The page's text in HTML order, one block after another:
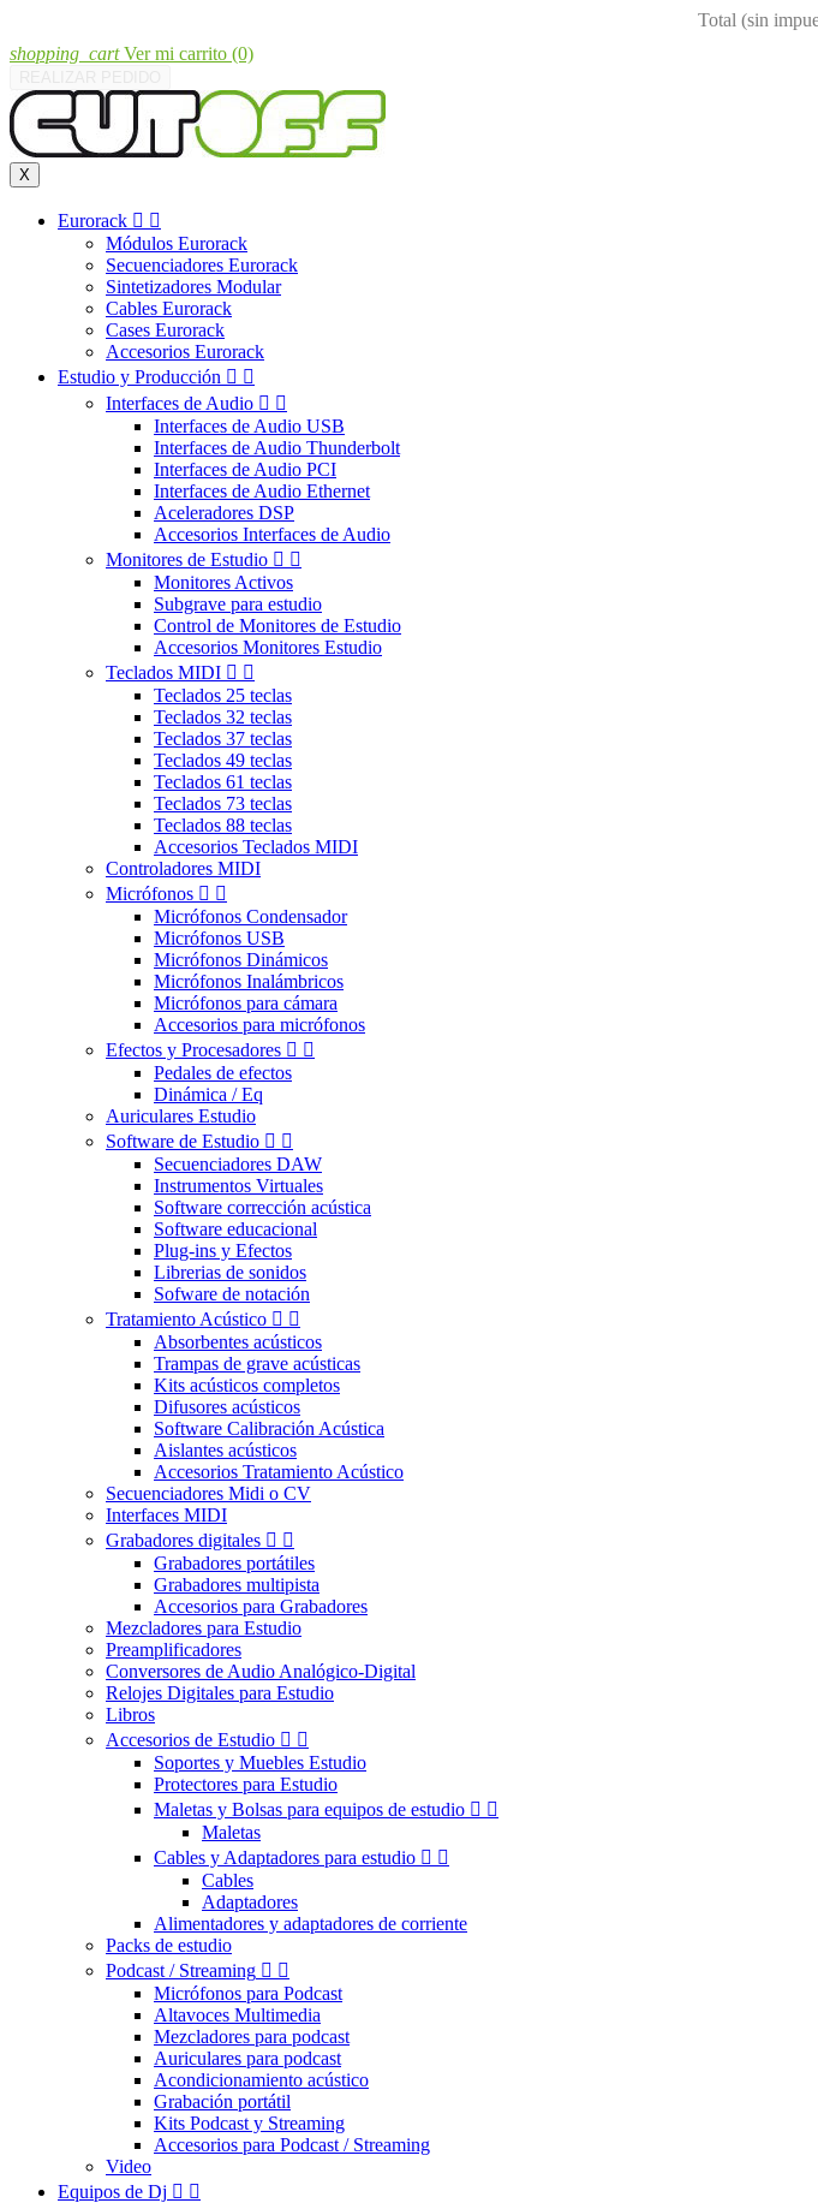
Total (sin
shopping_cart Ver mi carrito (0)
X
Eurorack  
Módulos Eurorack
Secuenciadores Eurorack
Sintetizadores Modular
Cables Eurorack
Cases Eurorack
Accesorios Eurorack
Estudio y Producción  
Interfaces de Audio  
Interfaces de Audio USB
Interfaces de Audio Thunderbolt
Interfaces de Audio PCI
Interfaces de Audio Ethernet
Aceleradores DSP
Accesorios Interfaces de Audio
Monitores de Estudio  
Monitores Activos
Subgrave para estudio
Control de Monitores de Estudio
Accesorios Monitores Estudio
Teclados MIDI  
Teclados 25 teclas
Teclados 32 teclas
Teclados 37 teclas
Teclados 49 teclas
Teclados 61 teclas
Teclados 73 teclas
Teclados 88 teclas
Accesorios Teclados MIDI
Controladores MIDI
Micrófonos  
Micrófonos Condensador
Micrófonos USB
Micrófonos Dinámicos
Micrófonos Inalámbricos
Micrófonos para cámara
Accesorios para micrófonos
Efectos y Procesadores  
Pedales de efectos
Dinámica / Eq
Auriculares Estudio
Software de Estudio  
Secuenciadores DAW
Instrumentos Virtuales
Software corrección acústica
Software educacional
Plug-ins y Efectos
Librerias de sonidos
Sofware de notación
Tratamiento Acústico  
Absorbentes acústicos
Trampas de grave acústicas
Kits acústicos completos
Difusores acústicos
Software Calibración Acústica
Aislantes acústicos
Accesorios Tratamiento Acústico
Secuenciadores Midi o CV
Interfaces MIDI
Grabadores digitales  
Grabadores portátiles
Grabadores multipista
Accesorios para Grabadores
Mezcladores para Estudio
Preamplificadores
Conversores de Audio Analógico-Digital
Relojes Digitales para Estudio
Libros
Accesorios de Estudio  
Soportes y Muebles Estudio
Protectores para Estudio
Maletas y Bolsas para equipos de estudio  
Maletas
Cables y Adaptadores para estudio  
Cables
Adaptadores
Alimentadores y adaptadores de corriente
Packs de estudio
Podcast / Streaming  
Micrófonos para Podcast
Altavoces Multimedia
Mezcladores para podcast
Auriculares para podcast
Acondicionamiento acústico
Grabación portátil
Kits Podcast y Streaming
Accesorios para Podcast / Streaming
Video
Equipos de Dj  